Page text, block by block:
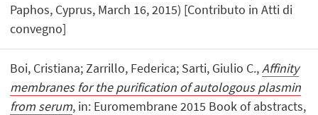
Paphos, Cyprus, March 16, 2015) [Contributo in Atti di
convegno]
Boi, Cristiana; Zarrillo, Federica; Sarti, Giulio C.,Affinity
membranes for the purification of autologous plasmin
from serum, in: Euromembrane 2015 Book of abstracts,